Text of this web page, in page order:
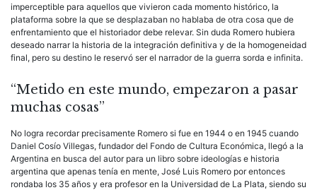
imperceptible para aquellos que vivieron cada momento histórico, la
plataforma sobre la que se desplazaban no hablaba de otra cosa que de
enfrentamiento que el historiador debe relevar. Sin duda Romero hubiera
deseado narrar la historia de la integración definitiva y de la homogeneidad
final, pero su destino le reservó ser el narrador de la guerra sorda e infinita.
“Metido en este mundo, empezaron a pasar
muchas cosas”
No logra recordar precisamente Romero si fue en 1944 o en 1945 cuando
Daniel Cosío Villegas, fundador del Fondo de Cultura Económica, llegó a la
Argentina en busca del autor para un libro sobre ideologías e historia
argentina que apenas tenía en mente, José Luis Romero por entonces
rondaba los 35 años y era profesor en la Universidad de La Plata, siendo su